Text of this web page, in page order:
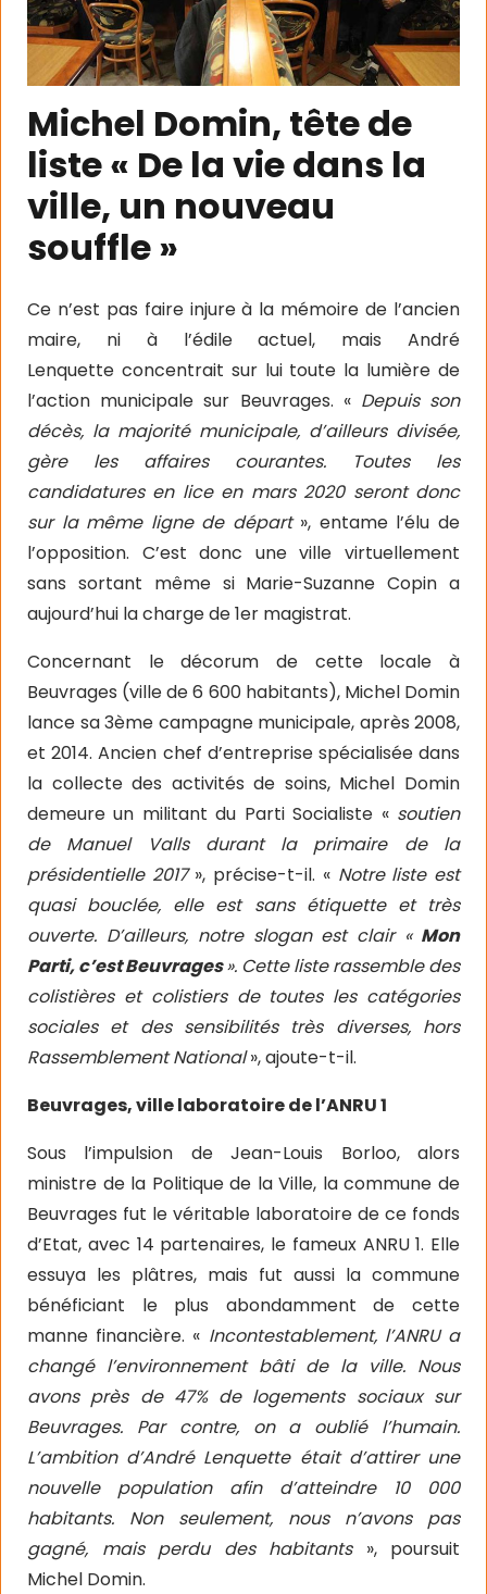
Michel Domin, tête de
liste « De la vie dans la
ville, un nouveau
souffle »
Ce n’est pas faire injure à la mémoire de l’ancien
maire, ni à l’édile actuel, mais André
Lenquette concentrait sur lui toute la lumière de
l’action municipale sur Beuvrages. « Depuis son
décès, la majorité municipale, d’ailleurs divisée,
gère les affaires courantes. Toutes les
candidatures en lice en mars 2020 seront donc
sur la même ligne de départ », entame l’élu de
l’opposition. C’est donc une ville virtuellement
sans sortant même si Marie-Suzanne Copin a
aujourd’hui la charge de 1er magistrat.
Concernant le décorum de cette locale à
Beuvrages (ville de 6 600 habitants), Michel Domin
lance sa 3ème campagne municipale, après 2008,
et 2014. Ancien chef d’entreprise spécialisée dans
la collecte des activités de soins, Michel Domin
demeure un militant du Parti Socialiste « soutien
de Manuel Valls durant la primaire de la
présidentielle 2017», précise-t-il. « Notre liste est
quasi bouclée, elle est sans étiquette et très
ouverte. D’ailleurs, notre slogan est clair «Mon
Parti, c’est Beuvrages». Cette liste rassemble des
colistières et colistiers de toutes les catégories
sociales et des sensibilités très diverses, hors
Rassemblement National», ajoute-t-il.
Beuvrages, ville laboratoire de l’ANRU 1
Sous l’impulsion de Jean-Louis Borloo, alors
ministre de la Politique de la Ville, la commune de
Beuvrages fut le véritable laboratoire de ce fonds
d’Etat, avec 14 partenaires, le fameux ANRU 1. Elle
essuya les plâtres, mais fut aussi la commune
bénéficiant le plus abondamment de cette
manne financière. « Incontestablement, l’ANRU a
changé l’environnement bâti de la ville. Nous
avons près de 47% de logements sociaux sur
Beuvrages. Par contre, on a oublié l’humain.
L’ambition d’André Lenquette était d’attirer une
nouvelle population afin d’atteindre 10 000
habitants. Non seulement, nous n’avons pas
gagné, mais perdu des habitants », poursuit
Michel Domin.